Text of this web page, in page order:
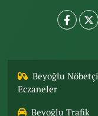
Beyoğlu Nöbetçi
Eczaneler
Beyoğlu Trafik